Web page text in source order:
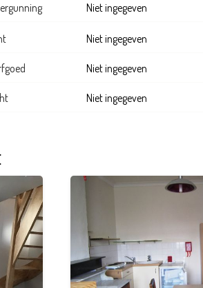
Niet ingegeven
Niet ingegeven
Niet ingegeven
Niet ingegeven
24 m²